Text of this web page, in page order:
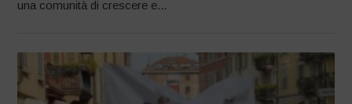
una comunità di crescere e...